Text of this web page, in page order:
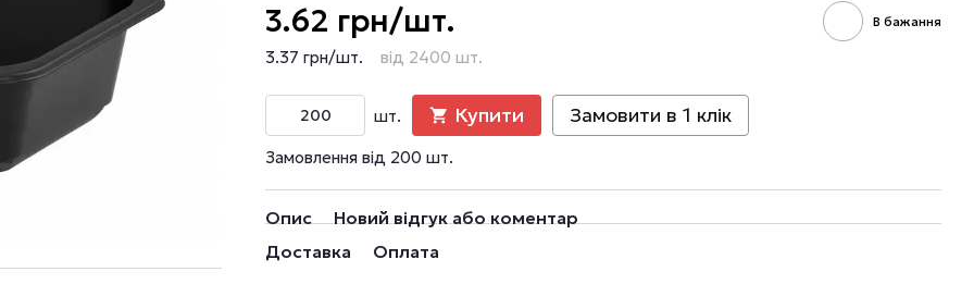
3.62 грн/шт. В бажання
3.37 грн/шт. від 2400 шт.
шт. Купити Замовити в 1 клік
Замовлення від 200 шт.
Опис
Новий відгук або коментар
Доставка
Оплата